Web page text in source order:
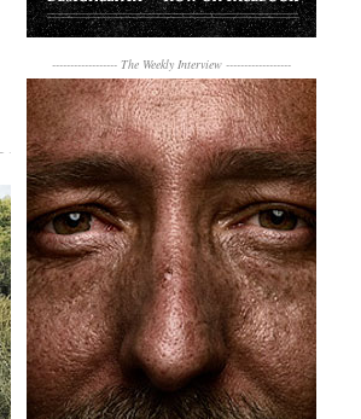
------------------ The Weekly Interview------------------